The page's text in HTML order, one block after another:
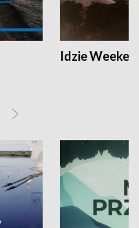
Idzie